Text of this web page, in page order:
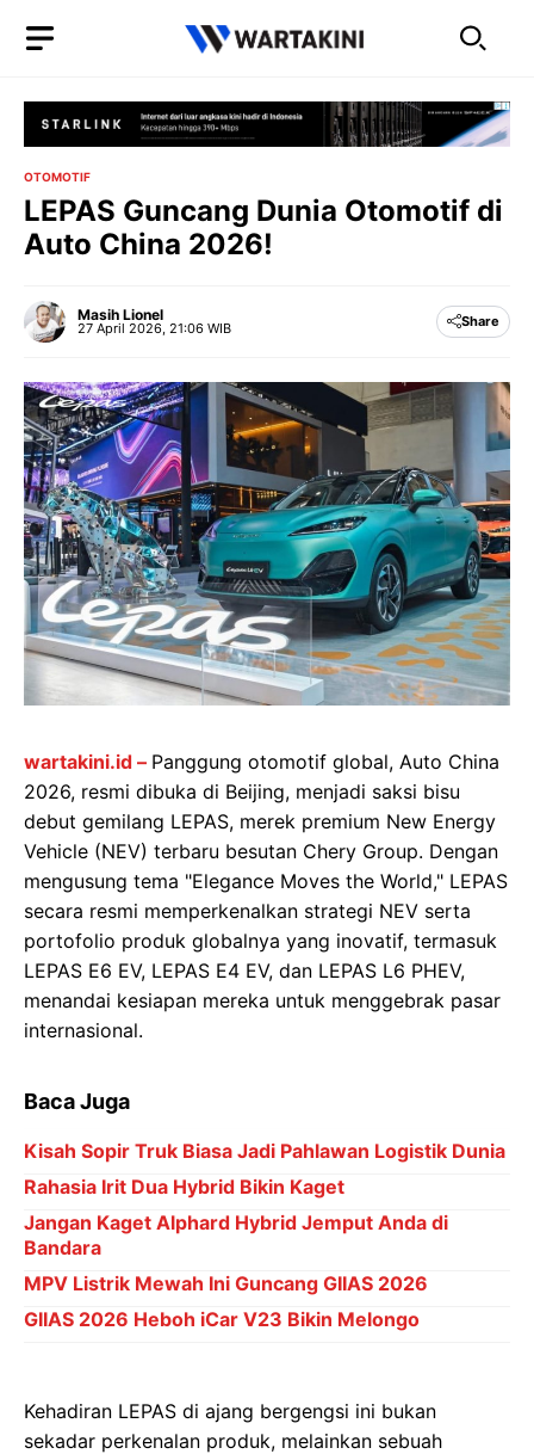
OTOMOTIF
LEPAS Guncang Dunia Otomotif di
Auto China 2026!
Masih Lionel
27 April 2026, 21:06 WIB Share
wartakini.id – Panggung otomotif global, Auto China
2026, resmi dibuka di Beijing, menjadi saksi bisu
debut gemilang LEPAS, merek premium New Energy
Vehicle (NEV) terbaru besutan Chery Group. Dengan
mengusung tema "Elegance Moves the World," LEPAS
secara resmi memperkenalkan strategi NEV serta
portofolio produk globalnya yang inovatif, termasuk
LEPAS E6 EV, LEPAS E4 EV, dan LEPAS L6 PHEV,
menandai kesiapan mereka untuk menggebrak pasar
internasional.
Baca Juga
Kisah Sopir Truk Biasa Jadi Pahlawan Logistik Dunia
Rahasia Irit Dua Hybrid Bikin Kaget
Jangan Kaget Alphard Hybrid Jemput Anda di
Bandara
MPV Listrik Mewah Ini Guncang GIIAS 2026
GIIAS 2026 Heboh iCar V23 Bikin Melongo
Kehadiran LEPAS di ajang bergengsi ini bukan
sekadar perkenalan produk, melainkan sebuah